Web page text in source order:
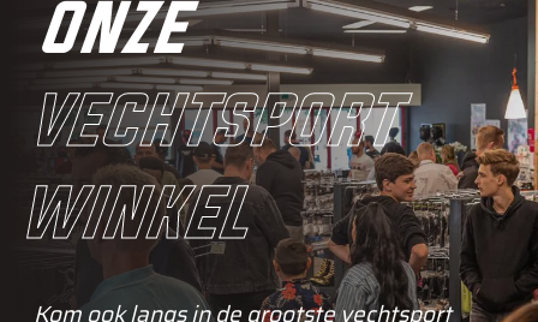
onze
vechtsport
winkel
Kom ook langs in de grootste vechtsport